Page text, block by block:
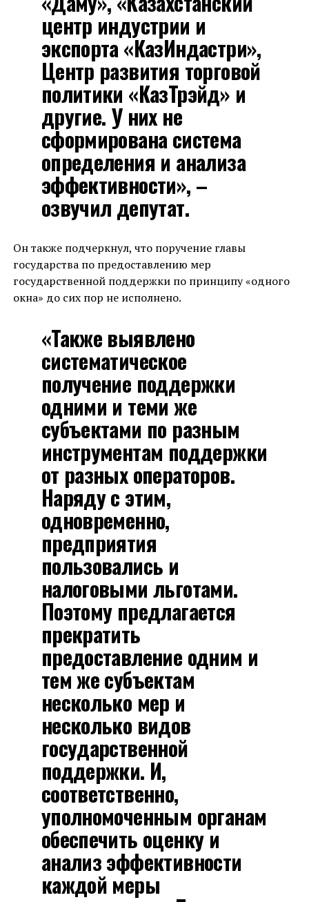
центр индустрии и
экспорта «КазИндастри»,
Центр развития торговой
политики «КазТрэйд» и
другие. У них не
сформирована система
определения и анализа
эффективности», –
озвучил депутат.
Он также подчеркнул, что поручение главы
государства по предоставлению мер
государственной поддержки по принципу «одного
окна» до сих пор не исполнено.
«Также выявлено
систематическое
получение поддержки
одними и теми же
субъектами по разным
инструментам поддержки
от разных операторов.
Наряду с этим,
одновременно,
предприятия
пользовались и
налоговыми льготами.
Поэтому предлагается
прекратить
предоставление одним и
тем же субъектам
несколько мер и
несколько видов
государственной
поддержки. И,
соответственно,
уполномоченным органам
обеспечить оценку и
анализ эффективности
каждой меры